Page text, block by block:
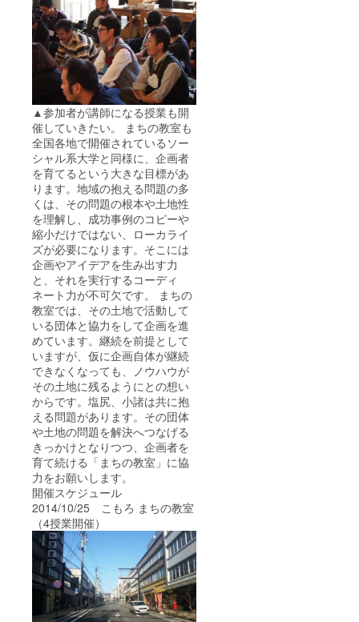
▲参加者が講師になる授業も開
催していきたい。 まちの教室も
全国各地で開催されているソー
シャル系大学と同様に、企画者
を育てるという大きな目標があ
ります。地域の抱える問題の多
くは、その問題の根本や土地性
を理解し、成功事例のコピーや
縮小だけではない、ローカライ
ズが必要になります。そこには
企画やアイデアを生み出す力
と、それを実行するコーディ
ネート力が不可欠です。 まちの
教室では、その土地で活動して
いる団体と協力をして企画を進
めています。継続を前提として
いますが、仮に企画自体が継続
できなくなっても、ノウハウが
その土地に残るようにとの想い
からです。塩尻、小諸は共に抱
える問題があります。その団体
や土地の問題を解決へつなげる
きっかけとなりつつ、企画者を
育て続ける「まちの教室」に協
力をお願いします。
開催スケジュール
2014/10/25 こもろ まちの教室
（4授業開催）